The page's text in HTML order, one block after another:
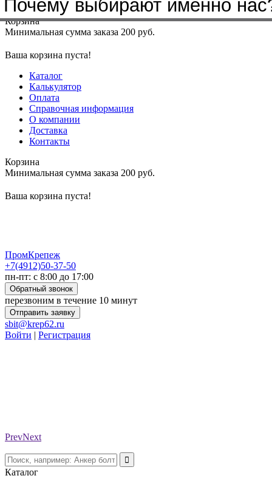
Меню+7(4912)50-37-50sbit@krep62.ru
Корзина
Минимальная сумма заказа 200 руб.
Ваша корзина пуста!
Каталог
Калькулятор
Оплата
Справочная информация
О компании
Доставка
Контакты
Корзина
Минимальная сумма заказа 200 руб.
Ваша корзина пуста!
ПромКрепеж
+7(4912)50-37-50
пн-пт: с 8:00 до 17:00
Обратный звонок
перезвоним в течение 10 минут
Отправить заявку
sbit@krep62.ru
Войти | Регистрация
PrevNext
Каталог
Почему выбирают именно